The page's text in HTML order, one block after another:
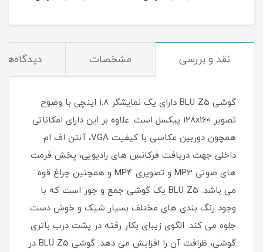
نقد و بررسی مشخصات دیدگاه‌ها
گوشی BLU Z5 دارای یک نمایشگر 1.8 اینچی با وضوح
تصویر 128x160 پیکسل است. علاوه بر این دارای امکاناتی
همچون دوربین عکاسی با کیفیت VGA، آنتن اف ام
داخلی جهت دریافت فرکانس های رادیویی، پخش فرمت
های صوتی MP3 و تصویری MP4 و همچنین چراغ قوه
می باشد. BLU Z5 یک گوشی جمع و جور است که با
وجود رنگ بندی های مختلف بسیار شیک و خوش دست
جلوه می کند. الگوی زیبای بکار رفته در پشت درب باتری
گوشی، ظرافت آن را افزایش می دهد. گوشی BLU Z5 در